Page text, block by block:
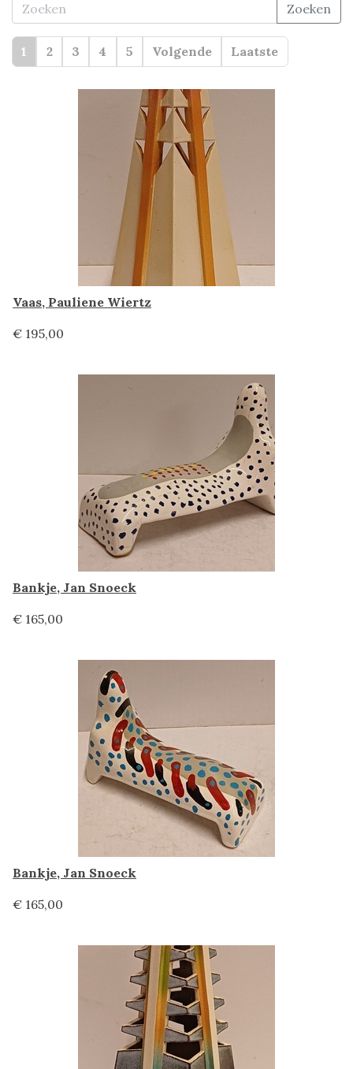
Zoeken
1 2 3 4 5 Volgende Laatste
Vaas, Pauliene Wiertz
€ 195,00
Bankje, Jan Snoeck
€ 165,00
Bankje, Jan Snoeck
€ 165,00